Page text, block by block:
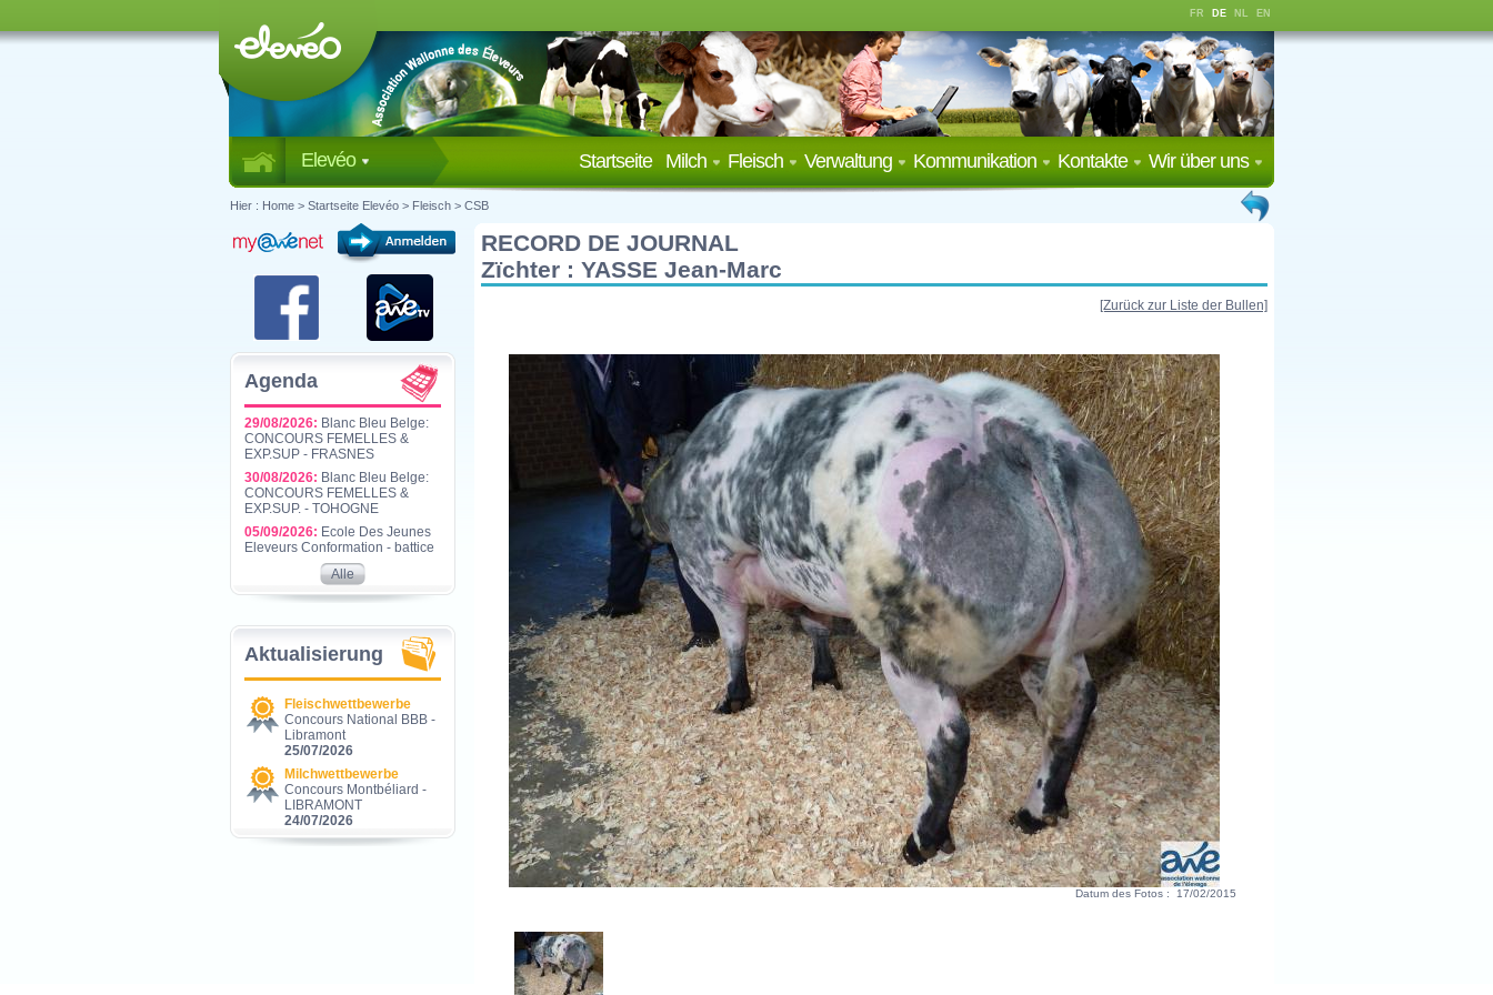
FR DE NL EN
Elevéo Wir über uns
Kontakte
Kommunikation
Verwaltung
Fleisch
Milch
Startseite
Hier : Home > Startseite Elevéo > Fleisch > CSB
Agenda
29/08/2026: Blanc Bleu Belge:
CONCOURS FEMELLES &
EXP.SUP - FRASNES
30/08/2026: Blanc Bleu Belge:
CONCOURS FEMELLES &
EXP.SUP. - TOHOGNE
05/09/2026: Ecole Des Jeunes
Eleveurs Conformation - battice
Alle
Aktualisierung
Fleischwettbewerbe
Concours National BBB -
Libramont
25/07/2026
Milchwettbewerbe
Concours Montbéliard -
LIBRAMONT
24/07/2026
RECORD DE JOURNAL
Zïchter : YASSE Jean-Marc
[Zurück zur Liste der Bullen]
Datum des Fotos : 17/02/2015